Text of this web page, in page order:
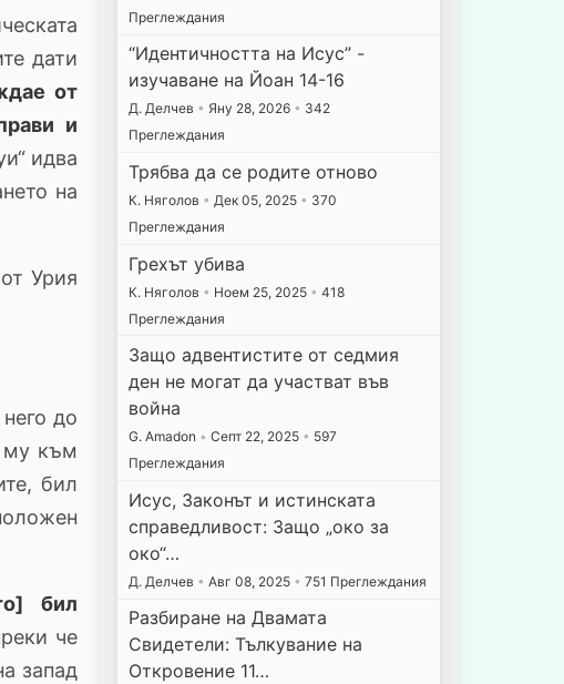
дати
от
и
идва
на
Урия
до
му към
бил
бил
че
запад
Преглеждания
“Идентичността на Исус” -
изучаване на Йоан 14-16
Д. Делчев • Яну 28, 2026 • 342
Преглеждания
Трябва да се родите отново
К. Няголов • Дек 05, 2025 • 370
Преглеждания
Грехът убива
К. Няголов • Ноем 25, 2025 • 418
Преглеждания
Защо адвентистите от седмия
ден не могат да участват във
война
G. Amadon • Септ 22, 2025 • 597
Преглеждания
Исус, Законът и истинската
справедливост: Защо „око за
око“…
Д. Делчев • Авг 08, 2025 • 751 Преглеждания
Разбиране на Двамата
Свидетели: Тълкувание на
Откровение 11…